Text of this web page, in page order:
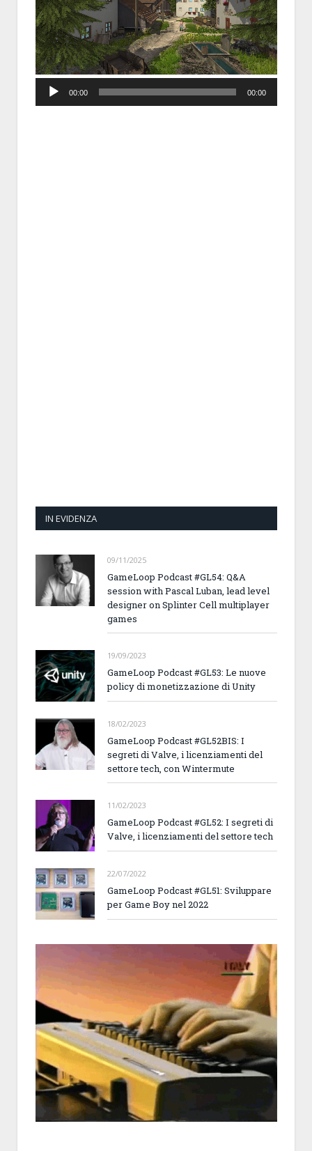
Player
00:00 00:00
IN EVIDENZA
09/11/2025
GameLoop Podcast #GL54: Q&A
session with Pascal Luban, lead level
designer on Splinter Cell multiplayer
games
19/09/2023
GameLoop Podcast #GL53: Le nuove
policy di monetizzazione di Unity
18/02/2023
GameLoop Podcast #GL52BIS: I
segreti di Valve, i licenziamenti del
settore tech, con Wintermute
11/02/2023
GameLoop Podcast #GL52: I segreti di
Valve, i licenziamenti del settore tech
22/07/2022
GameLoop Podcast #GL51: Sviluppare
per Game Boy nel 2022